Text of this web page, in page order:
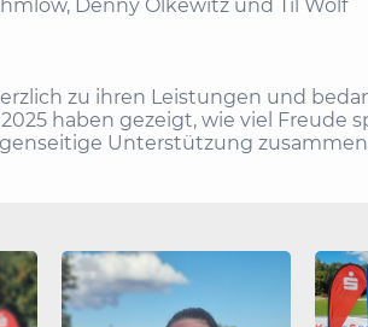
Denny Olkewitz und Til Wolf
zu ihren Leistungen und
haben gezeigt, wie viel Freude
Unterstützung